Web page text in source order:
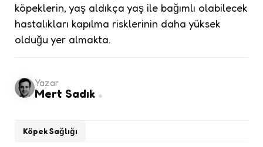
köpeklerin, yaş aldıkça yaş ile bağımlı olabilecek
hastalıkları kapılma risklerinin daha yüksek
olduğu yer almakta.
Köpek Sağlığı
Yazar
Mert Sadık